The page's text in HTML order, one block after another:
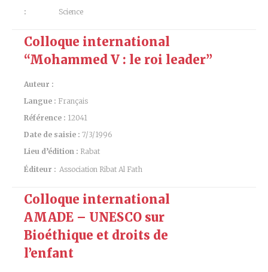
:
Science
Colloque international
“Mohammed V : le roi leader”
Auteur :
Langue : Français
Référence : 12041
Date de saisie : 7/3/1996
Lieu d’édition : Rabat
Éditeur : Association Ribat Al Fath
Colloque international
AMADE – UNESCO sur
Bioéthique et droits de
l’enfant